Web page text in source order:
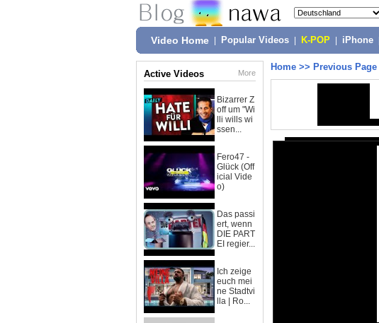
Video Home Popular Videos K-POP iPhone
Active Videos More
Bizarrer Z
off um "Wi
lli wills wi
ssen...
Fero47 -
Glück (Off
icial Vide
o)
Das passi
ert, wenn
DIE PART
EI regier...
Ich zeige
euch mei
ne Stadtvi
lla | Ro...
Home >> Previous Page